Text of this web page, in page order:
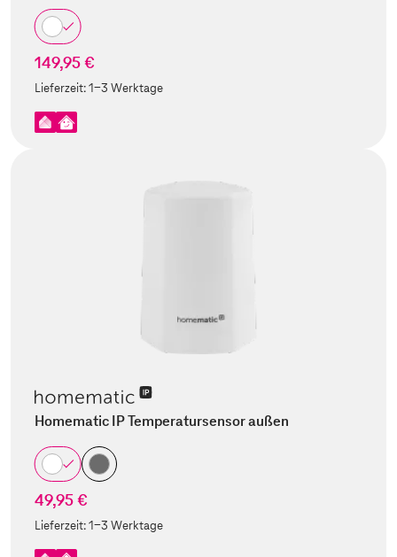
149,95 €
Lieferzeit:1-3 Werktage
Homematic IP Temperatursensor außen
49,95 €
Lieferzeit:1-3 Werktage